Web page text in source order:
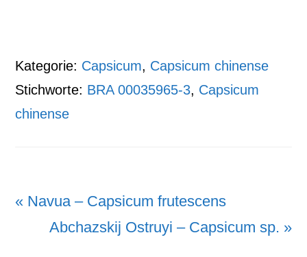
Kategorie: Capsicum, Capsicum chinense
Stichworte: BRA 00035965-3, Capsicum
chinense
Vorheriger
Beitrag:
« Navua – Capsicum frutescens
Nächster
Abchazskij Ostruyi – Capsicum sp. »